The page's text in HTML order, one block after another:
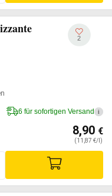
2
6 für sofortigen Versand i
8,90 €
(11,87 €/l)